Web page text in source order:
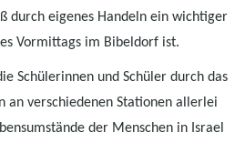
durch eigenes Handeln ein wichtiger
Vormittags im Bibeldorf ist.
Schülerinnen und Schüler durch das
an verschiedenen Stationen allerlei
der Menschen in Israel